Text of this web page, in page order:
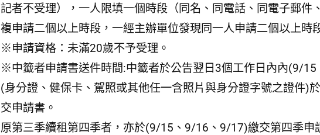
記者不受理），一人限填一個時段（同名、同電話、同電子郵件
複申請二個以上時段，一經主辦單位發現同一人申請二個以上時
※申請資格：未滿20歲不予受理。
※中籤者申請書送件時間:中籤者於公告翌日3個工作日內內(9/
(身分證、健保卡、駕照或其他任一含照片與身分證字號之證件)
交申請書。
原第三季續租第四季者，亦於(9/15、9/16、9/17)繳交第四季申